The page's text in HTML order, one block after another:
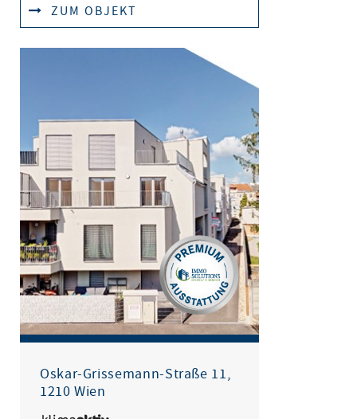
ZUM OBJEKT
Oskar-Grissemann-Straße 11,
1210 Wien